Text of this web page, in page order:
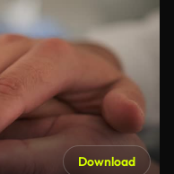
Download